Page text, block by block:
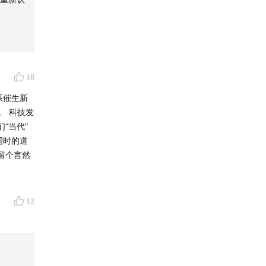
18
催生新
科技发
“当代”
时的道
12